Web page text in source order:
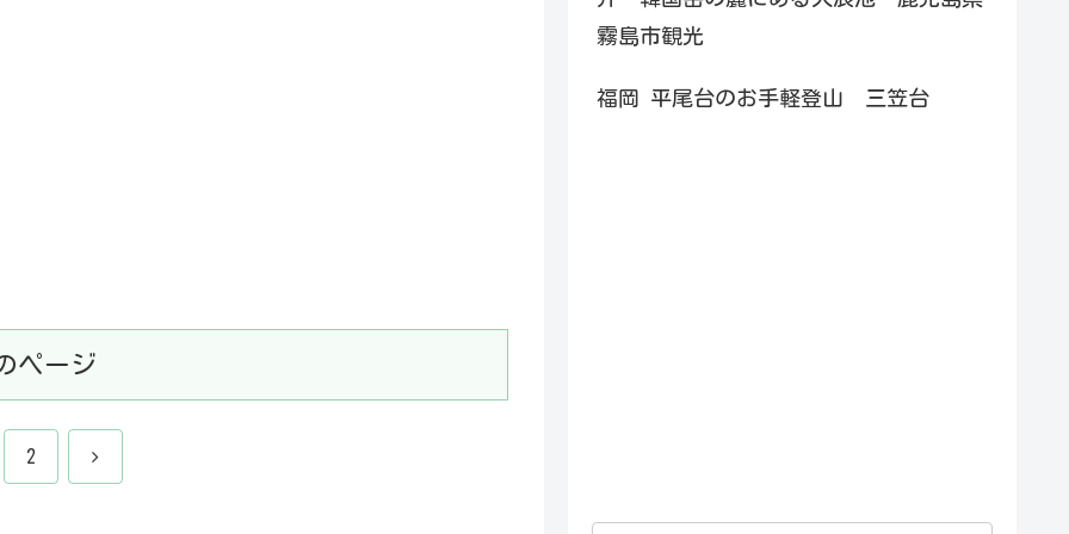
ページ
2 次
霧島市観光
福岡 平尾台のお手軽登山 三笠台